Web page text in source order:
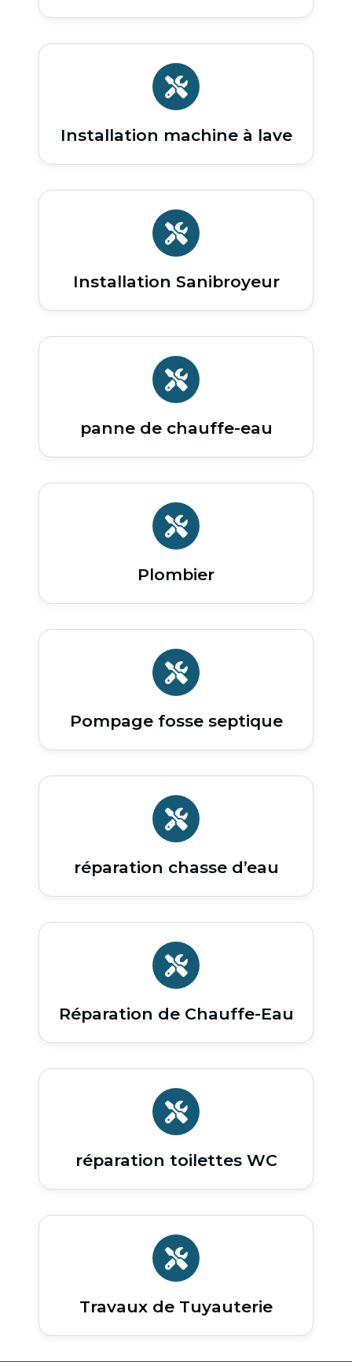
Installation machine à lave
Installation Sanibroyeur
panne de chauffe-eau
Plombier
Pompage fosse septique
réparation chasse d’eau
Réparation de Chauffe-Eau
réparation toilettes WC
Travaux de Tuyauterie